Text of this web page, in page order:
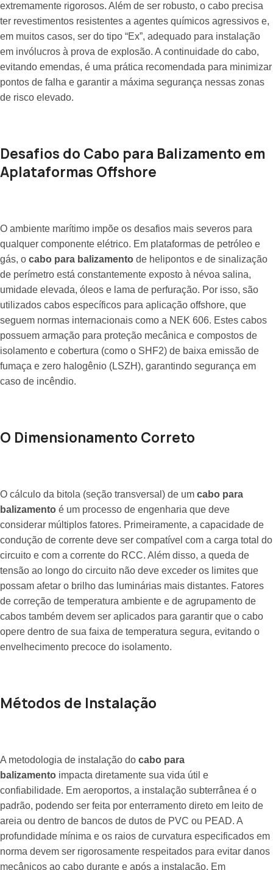
extremamente rigorosos. Além de ser robusto, o cabo precisa
ter revestimentos resistentes a agentes químicos agressivos e,
em muitos casos, ser do tipo “Ex”, adequado para instalação
em invólucros à prova de explosão. A continuidade do cabo,
evitando emendas, é uma prática recomendada para minimizar
pontos de falha e garantir a máxima segurança nessas zonas
de risco elevado.
Desafios do Cabo para Balizamento em
Aplataformas Offshore
O ambiente marítimo impõe os desafios mais severos para
qualquer componente elétrico. Em plataformas de petróleo e
gás, o cabo para balizamento de helipontos e de sinalização
de perímetro está constantemente exposto à névoa salina,
umidade elevada, óleos e lama de perfuração. Por isso, são
utilizados cabos específicos para aplicação offshore, que
seguem normas internacionais como a NEK 606. Estes cabos
possuem armação para proteção mecânica e compostos de
isolamento e cobertura (como o SHF2) de baixa emissão de
fumaça e zero halogênio (LSZH), garantindo segurança em
caso de incêndio.
O Dimensionamento Correto
O cálculo da bitola (seção transversal) de um cabo para
balizamento é um processo de engenharia que deve
considerar múltiplos fatores. Primeiramente, a capacidade de
condução de corrente deve ser compatível com a carga total do
circuito e com a corrente do RCC. Além disso, a queda de
tensão ao longo do circuito não deve exceder os limites que
possam afetar o brilho das luminárias mais distantes. Fatores
de correção de temperatura ambiente e de agrupamento de
cabos também devem ser aplicados para garantir que o cabo
opere dentro de sua faixa de temperatura segura, evitando o
envelhecimento precoce do isolamento.
Métodos de Instalação
A metodologia de instalação do cabo para
balizamento impacta diretamente sua vida útil e
confiabilidade. Em aeroportos, a instalação subterrânea é o
padrão, podendo ser feita por enterramento direto em leito de
areia ou dentro de bancos de dutos de PVC ou PEAD. A
profundidade mínima e os raios de curvatura especificados em
norma devem ser rigorosamente respeitados para evitar danos
mecânicos ao cabo durante e após a instalação. Em